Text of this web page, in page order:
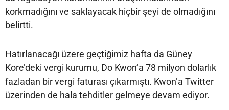
korkmadığını ve saklayacak hiçbir şeyi de olmadığını
belirtti.
Hatırlanacağı üzere geçtiğimiz hafta da Güney
Kore’deki vergi kurumu, Do Kwon’a 78 milyon dolarlık
fazladan bir vergi faturası çıkarmıştı. Kwon’a Twitter
üzerinden de hala tehditler gelmeye devam ediyor.